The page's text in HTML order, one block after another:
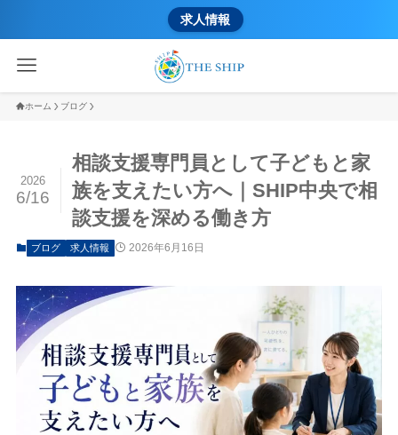
求人情報
ホーム ブログ
相談支援専門員として子どもと家
族を支えたい方へ｜SHIP中央で相
談支援を深める働き方
2026
6/16
ブログ 求人情報 2026年6月16日